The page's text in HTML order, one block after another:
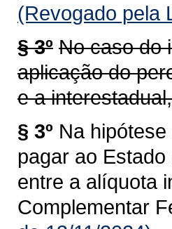
(Revogado pela
§ 3º No caso do
aplicação do
e a
§ 3º Na
pagar ao
entre a alíquota
Complementar